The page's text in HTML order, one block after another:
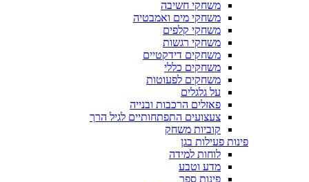
משחקי חשיבה
משחקי מים ואמבטיה
משחקי קלפים
משחקי רגשות
משחקים דידקטיים
משחקים כללי
משחקים לפעוטות
על גלגלים
פאזלים הרכבות ובנייה
צעצועים התפתחותיים לגיל הרך
קוביות משחק
פינות פעילות בגן
לוחות למידה
מדע וטבע
פינות ספר